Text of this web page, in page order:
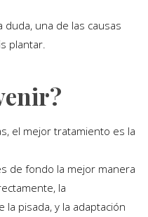
duda, una de las causas
plantar.
el mejor tratamiento es la
de fondo la mejor manera
la
la pisada, y la adaptación